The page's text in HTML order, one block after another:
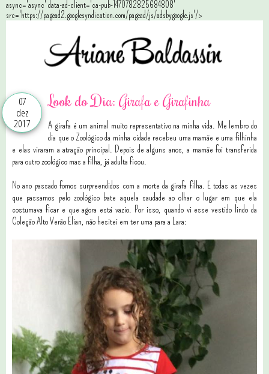
async='async' data-ad-client='ca-pub-1470782825684808'
src='https://pagead2.googlesyndication.com/pagead/js/adsbygoogle.js'/>
07
dez
2017
Look do Dia: Girafa e Girafinha
A girafa é um animal muito representativo na minha vida. Me lembro do
dia que o Zoológico da minha cidade recebeu uma mamãe e uma filhinha
e elas viraram a atração principal. Depois de alguns anos, a mamãe foi transferida
para outro zoológico mas a filha, já adulta ficou.
No ano passado fomos surpreendidos com a morte da girafa filha. E todas as vezes
que passamos pelo zoológico bate aquela saudade ao olhar o lugar em que ela
costumava ficar e que agora está vazio. Por isso, quando vi esse vestido lindo da
Coleção Alto Verão Elian, não hesitei em ter uma para a Lara: